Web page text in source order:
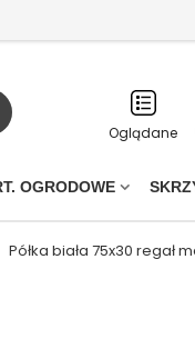
Oglądane
OGRODOWE
Półka biała 75x30 regał